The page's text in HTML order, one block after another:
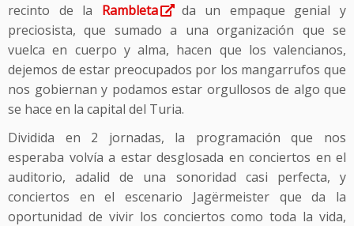
recinto de la Rambleta
da un empaque genial y
preciosista, que sumado a una organización que se
vuelca en cuerpo y alma, hacen que los valencianos,
dejemos de estar preocupados por los mangarrufos que
nos gobiernan y podamos estar orgullosos de algo que
se hace en la capital del Turia.
Dividida en 2 jornadas, la programación que nos
esperaba volvía a estar desglosada en conciertos en el
auditorio, adalid de una sonoridad casi perfecta, y
conciertos en el escenario Jagërmeister que da la
oportunidad de vivir los conciertos como toda la vida,